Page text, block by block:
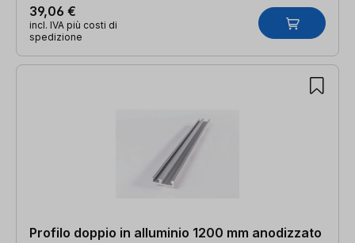
39,06 €
incl. IVA più costi di
spedizione
Profilo doppio in alluminio 1200 mm anodizzato